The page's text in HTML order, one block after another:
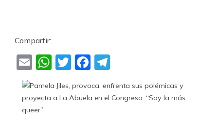
Compartir:
EmailWhatsApp
TwitterFacebook